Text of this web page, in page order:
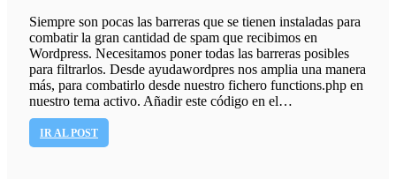
Siempre son pocas las barreras que se tienen instaladas para
combatir la gran cantidad de spam que recibimos en
Wordpress. Necesitamos poner todas las barreras posibles
para filtrarlos. Desde ayudawordpres nos amplia una manera
más, para combatirlo desde nuestro fichero functions.php en
nuestro tema activo. Añadir este código en el…
IR AL POST